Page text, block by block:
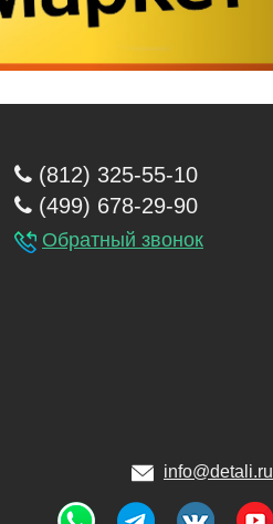
(812) 325-55-10
(499) 678-29-90
Обратный звонок
info@detali.ru